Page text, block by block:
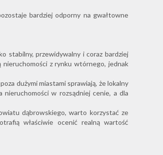
bardziej odporny na gwałtowne
stabilny, przewidywalny i coraz bardziej
nieruchomości z rynku wtórnego, jednak
dużymi miastami sprawiają, że lokalny
nieruchomości w rozsądniej cenie, a dla
dąbrowskiego, warto korzystać ze
właściwie ocenić realną wartość